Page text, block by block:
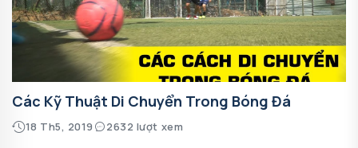
Các Kỹ Thuật Di Chuyển Trong Bóng Đá
18 Th5, 2019 2632 lượt xem